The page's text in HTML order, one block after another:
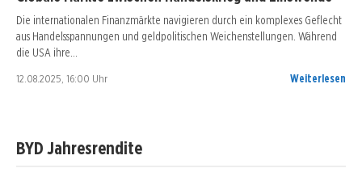
Die internationalen Finanzmärkte navigieren durch ein komplexes Geflecht
aus Handelsspannungen und geldpolitischen Weichenstellungen. Während
die USA ihre…
12.08.2025, 16:00 Uhr Weiterlesen
BYD Jahresrendite